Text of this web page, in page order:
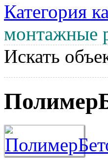
Категория
монтажные
Искать